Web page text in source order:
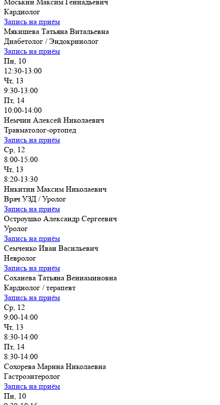
Кардиолог
Запись на приём
Мякишева Татьяна Витальевна
Диабетолог / Эндокринолог
Запись на приём
Пн, 10
12:30-13:00
Чт, 13
9:30-13:00
Пт, 14
10:00-14:00
Немчин Алексей Николаевич
Травматолог-ортопед
Запись на приём
Ср, 12
8:00-15:00
Чт, 13
8:20-13:30
Никитин Максим Николаевич
Врач УЗД / Уролог
Запись на приём
Остроушко Александр Сергеевич
Уролог
Запись на приём
Семченко Иван Васильевич
Невролог
Запись на приём
Соханева Татьяна Вениаминовна
Кардиолог / терапевт
Запись на приём
Ср, 12
9:00-14:00
Чт, 13
8:30-14:00
Пт, 14
8:30-14:00
Сохорева Марина Николаевна
Гастроэнтеролог
Запись на приём
Пн, 10